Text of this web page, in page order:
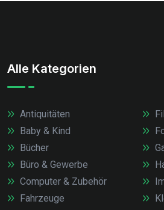
Alle Kategorien
Antiquitäten
Baby & Kind
Bücher
Büro & Gewerbe
Computer & Zubehör
Fahrzeuge